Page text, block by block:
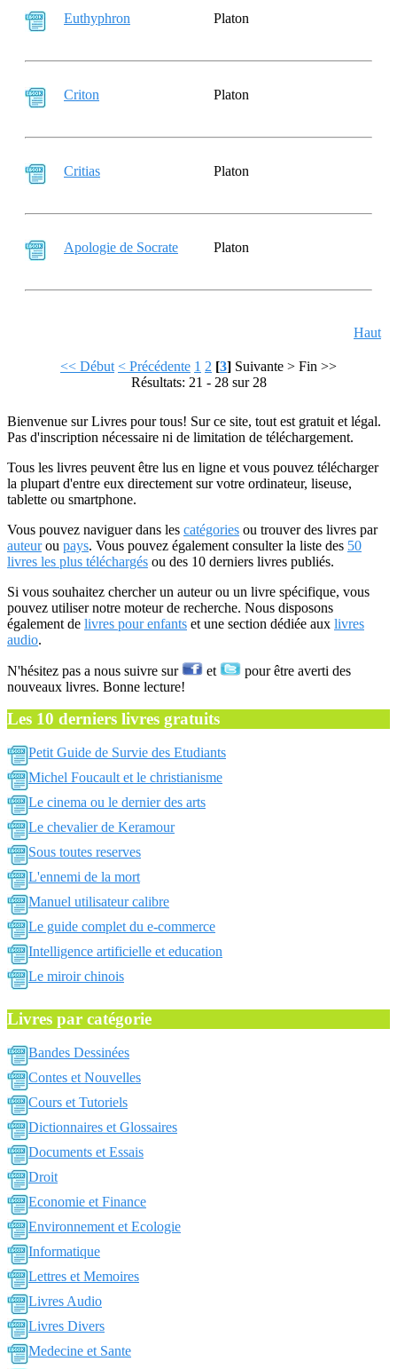
Euthyphron Platon
Criton Platon
Critias Platon
Apologie de Socrate Platon
Haut
<< Début < Précédente 1 2 [3] Suivante > Fin >>
Résultats: 21 - 28 sur 28
Bienvenue sur Livres pour tous! Sur ce site, tout est gratuit et légal.
Pas d'inscription nécessaire ni de limitation de téléchargement.
Tous les livres peuvent être lus en ligne et vous pouvez télécharger
la plupart d'entre eux directement sur votre ordinateur, liseuse,
tablette ou smartphone.
Vous pouvez naviguer dans les catégories ou trouver des livres par
auteurou pays. Vous pouvez également consulter la liste des 50
livres les plus téléchargés ou des 10 derniers livres publiés.
Si vous souhaitez chercher un auteur ou un livre spécifique, vous
pouvez utiliser notre moteur de recherche. Nous disposons
également de livres pour enfants et une section dédiée aux livres
audio.
N'hésitez pas a nous suivre sur et
pour être averti des
nouveaux livres. Bonne lecture!
Les 10 derniers livres gratuits
Petit Guide de Survie des Etudiants
Michel Foucault et le christianisme
Le cinema ou le dernier des arts
Le chevalier de Keramour
Sous toutes reserves
L'ennemi de la mort
Manuel utilisateur calibre
Le guide complet du e-commerce
Intelligence artificielle et education
Le miroir chinois
Livres par catégorie
Bandes Dessinées
Contes et Nouvelles
Cours et Tutoriels
Dictionnaires et Glossaires
Documents et Essais
Droit
Economie et Finance
Environnement et Ecologie
Informatique
Lettres et Memoires
Livres Audio
Livres Divers
Medecine et Sante